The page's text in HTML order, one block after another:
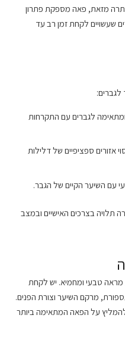
מזאת, פאה מספקת פתרון
שעשויים לקחת זמן רב עד
לגברים:
לגברים עם התקרחות
אזורים ספציפיים של דלילות
עם השיער הקיים של הגבר.
תלויה בצרכים האישיים ובמצב
מראה טבעי ומחמיא. יש לקחת
מרקם השיער וצורת הפנים.
על הפאה המתאימה ביותר